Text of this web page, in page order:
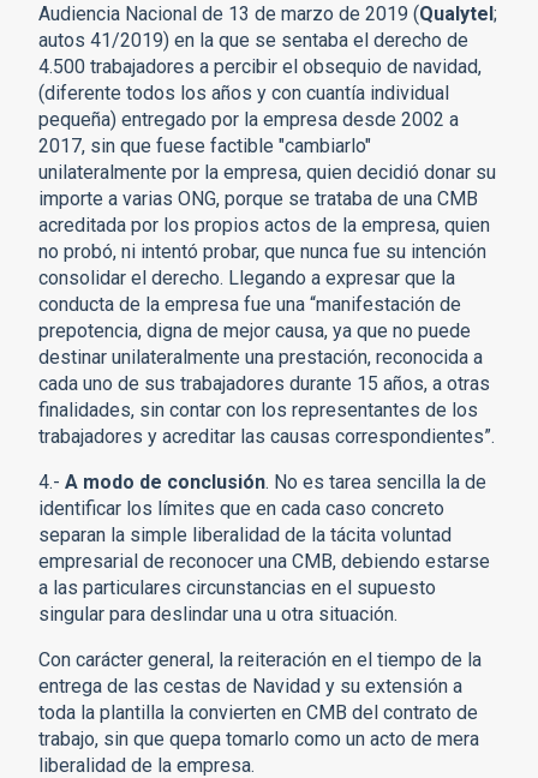
Audiencia Nacional de 13 de marzo de 2019 (Qualytel;
autos 41/2019) en la que se sentaba el derecho de
4.500 trabajadores a percibir el obsequio de navidad,
(diferente todos los años y con cuantía individual
pequeña) entregado por la empresa desde 2002 a
2017, sin que fuese factible "cambiarlo"
unilateralmente por la empresa, quien decidió donar su
importe a varias ONG, porque se trataba de una CMB
acreditada por los propios actos de la empresa, quien
no probó, ni intentó probar, que nunca fue su intención
consolidar el derecho. Llegando a expresar que la
conducta de la empresa fue una “manifestación de
prepotencia, digna de mejor causa, ya que no puede
destinar unilateralmente una prestación, reconocida a
cada uno de sus trabajadores durante 15 años, a otras
finalidades, sin contar con los representantes de los
trabajadores y acreditar las causas correspondientes”.
4.- A modo de conclusión. No es tarea sencilla la de
identificar los límites que en cada caso concreto
separan la simple liberalidad de la tácita voluntad
empresarial de reconocer una CMB, debiendo estarse
a las particulares circunstancias en el supuesto
singular para deslindar una u otra situación.
Con carácter general, la reiteración en el tiempo de la
entrega de las cestas de Navidad y su extensión a
toda la plantilla la convierten en CMB del contrato de
trabajo, sin que quepa tomarlo como un acto de mera
liberalidad de la empresa.